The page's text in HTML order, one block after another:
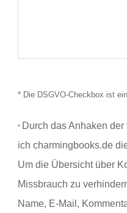
* Die DSGVO-Checkbox ist
* Durch das Anhaken
ich charmingbooks.de
Um die Übersicht über
Missbrauch zu
Name, E-Mail,